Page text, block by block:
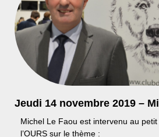
Jeudi 14 novembre 2019 –
Michel Le Faou est intervenu au
l’OURS sur le thème :